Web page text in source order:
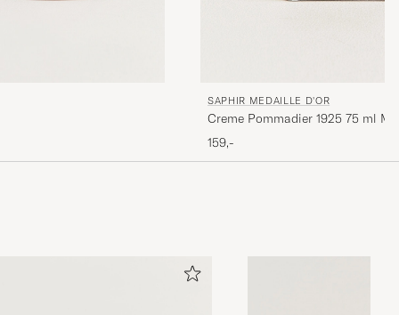
SAPHIR MEDAILLE D'OR
Creme Pommadier 1925 75 ml
159,-